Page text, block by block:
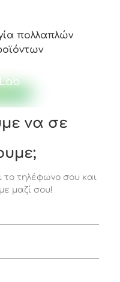
πολλαπλών
να σε
το τηλέφωνο σου και
μαζί σου!